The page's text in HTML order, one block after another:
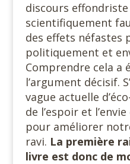
discours
scientifiquement
des effets néfastes
politiquement et
Comprendre cela a
l’argument décisif.
vague actuelle
de l’espoir et
pour améliorer
ravi. La première
livre est donc de